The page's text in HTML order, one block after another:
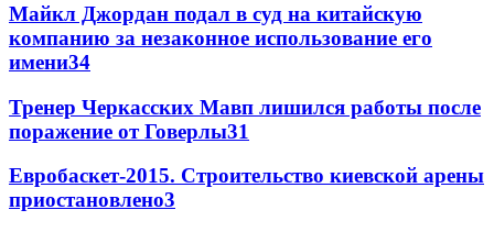
Майкл Джордан подал в суд на китайскую
компанию за незаконное использование его
имени34
Тренер Черкасских Мавп лишился работы после
поражение от Говерлы31
Евробаскет-2015. Строительство киевской арены
приостановлено3